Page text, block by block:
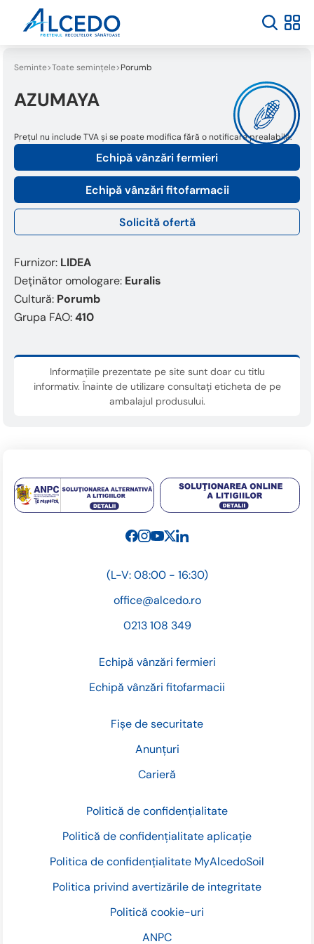
Seminte Toate semințele Porumb
AZUMAYA
Echipă vânzări fermieri
Echipă vânzări fitofarmacii
Solicită ofertă
Prețul nu include TVA și se poate modifica fără o notificare prealabilă.
Furnizor: LIDEA
Deținător omologare: Euralis
Cultură: Porumb
Grupa FAO:410
Informațiile prezentate pe site sunt doar cu titlu
informativ. Înainte de utilizare consultați eticheta de pe
ambalajul produsului.
Fișe de securitate
Anunțuri
Carieră
Politică de confidențialitate
Politică de confidențialitate aplicație
Politica de confidențialitate MyAlcedoSoil
Politica privind avertizările de integritate
Politică cookie-uri
ANPC
(L-V: 08:00 - 16:30)
office@alcedo.ro
0213 108 349
Echipă vânzări fermieri
Echipă vânzări fitofarmacii